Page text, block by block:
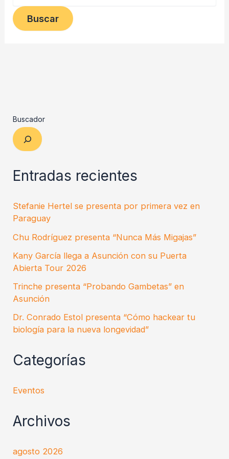
Buscador
Entradas recientes
Stefanie Hertel se presenta por primera vez en
Paraguay
Chu Rodríguez presenta “Nunca Más Migajas”
Kany García llega a Asunción con su Puerta
Abierta Tour 2026
Trinche presenta “Probando Gambetas” en
Asunción
Dr. Conrado Estol presenta “Cómo hackear tu
biología para la nueva longevidad”
Categorías
Eventos
Archivos
agosto 2026